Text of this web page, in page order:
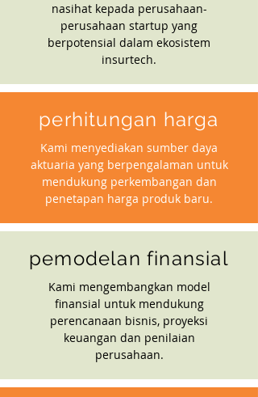
nasihat kepada perusahaan-
perusahaan startup yang
berpotensial dalam ekosistem
insurtech.
perhitungan harga
Kami menyediakan sumber daya
aktuaria yang berpengalaman untuk
mendukung perkembangan dan
penetapan harga produk baru.
pemodelan finansial
Kami mengembangkan model
finansial untuk mendukung
perencanaan bisnis, proyeksi
keuangan dan penilaian
perusahaan.